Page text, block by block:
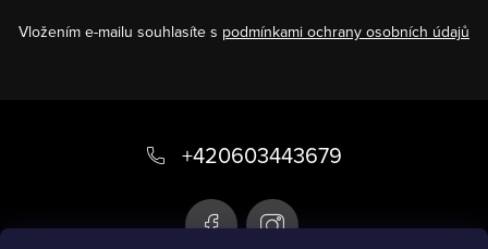
Vložením e-mailu souhlasíte s podmínkami ochrany osobních údajů
p
+420603443679